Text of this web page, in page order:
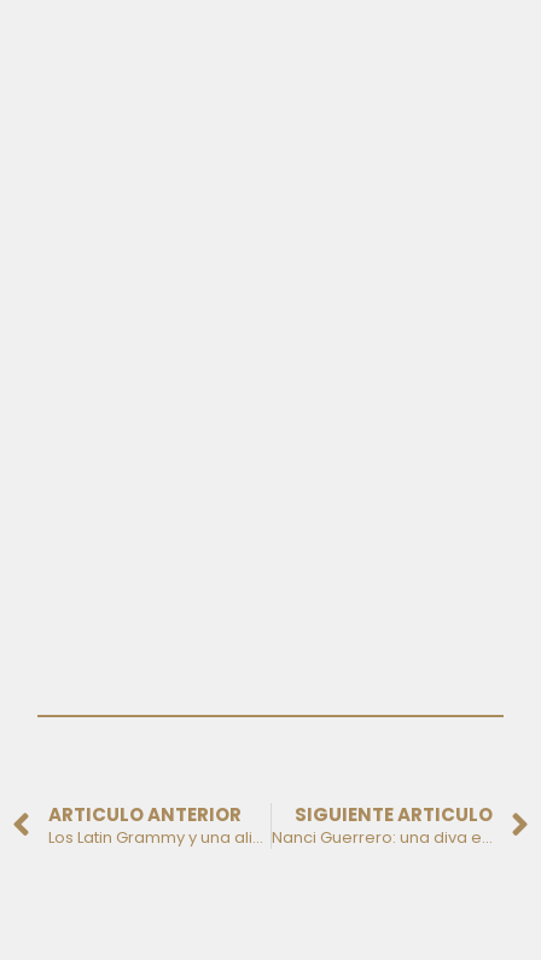
ARTICULO ANTERIOR
Los Latin Grammy y una alianza con sabor a éxito
SIGUIENTE ARTICULO
Nanci Guerrero: una diva en evolución permanente